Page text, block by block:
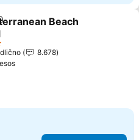
u favorite
Beach
8.678